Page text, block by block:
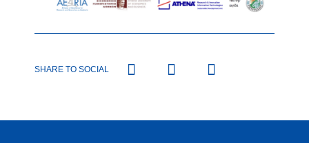
SHARE TO SOCIAL